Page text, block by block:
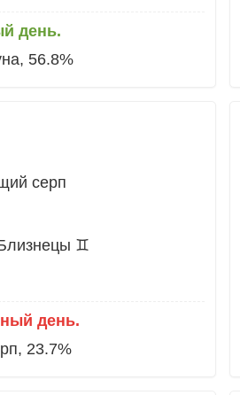
день.
56.8%
серп
♊
день.
23.7%